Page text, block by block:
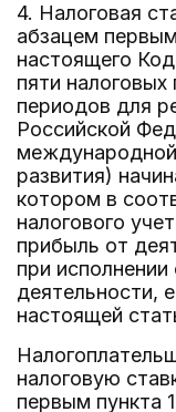
4. Налоговая
абзацем
настоящего
пяти
периодов для
Российской
развития)
котором в
налогового
прибыль от
при
деятельности,
настоящей
налоговую
первым пункта